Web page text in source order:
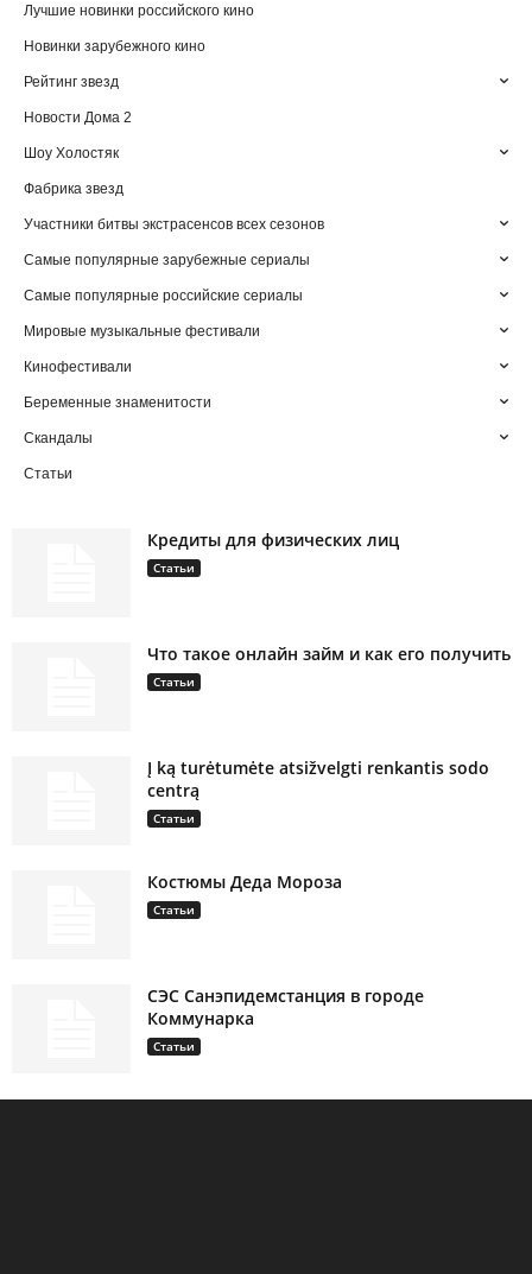
Лучшие новинки российского кино
Новинки зарубежного кино
Рейтинг звезд
Новости Дома 2
Шоу Холостяк
Фабрика звезд
Участники битвы экстрасенсов всех сезонов
Самые популярные зарубежные сериалы
Самые популярные российские сериалы
Мировые музыкальные фестивали
Кинофестивали
Беременные знаменитости
Скандалы
Статьи
Кредиты для физических лиц
Статьи
Что такое онлайн займ и как его получить
Статьи
Į ką turėtumėte atsižvelgti renkantis sodo
centrą
Статьи
Костюмы Деда Мороза
Статьи
СЭС Санэпидемстанция в городе
Коммунарка
Статьи